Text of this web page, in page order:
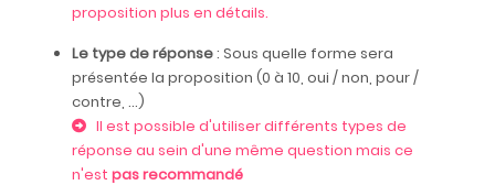
proposition plus en détails.
Le type de réponse: Sous quelle forme sera
présentée la proposition (0 à 10, oui / non, pour /
contre, ...)
Il est possible d'utiliser différents types de
réponse au sein d'une même question mais ce
n'est pas recommandé